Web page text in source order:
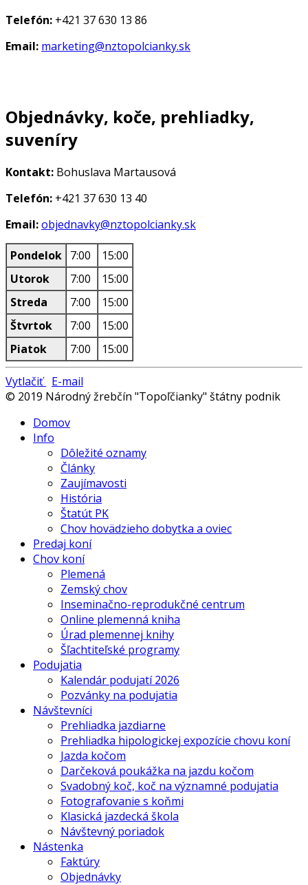
Telefón: +421 37 630 13 86
Email: marketing@nztopolcianky.sk
Objednávky, koče, prehliadky,
suveníry
Kontakt: Bohuslava Martausová
Telefón: +421 37 630 13 40
Email:objednavky@nztopolcianky.sk
Pondelok 7:00
15:00
Utorok
7:00
15:00
Streda
7:00
15:00
Štvrtok
7:00
15:00
Piatok
7:00 15:00
Vytlačiť E-mail
© 2019 Národný žrebčín "Topoľčianky" štátny podnik
Domov
Info
Dôležité oznamy
Články
Zaujímavosti
História
Štatút PK
Chov hovädzieho dobytka a oviec
Predaj koní
Chov koní
Plemená
Zemský chov
Inseminačno-reprodukčné centrum
Online plemenná kniha
Úrad plemennej knihy
Šľachtiteľské programy
Podujatia
Kalendár podujatí 2026
Pozvánky na podujatia
Návštevníci
Prehliadka jazdiarne
Prehliadka hipologickej expozície chovu koní
Jazda kočom
Darčeková poukážka na jazdu kočom
Svadobný koč, koč na významné podujatia
Fotografovanie s koňmi
Klasická jazdecká škola
Návštevný poriadok
Nástenka
Faktúry
Objednávky